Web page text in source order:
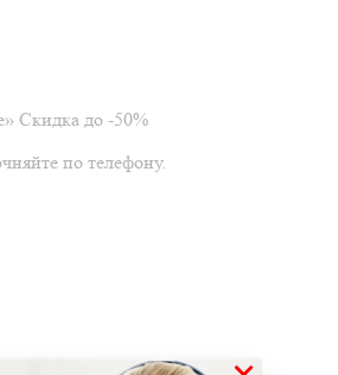
Скидка до -50%
по телефону.